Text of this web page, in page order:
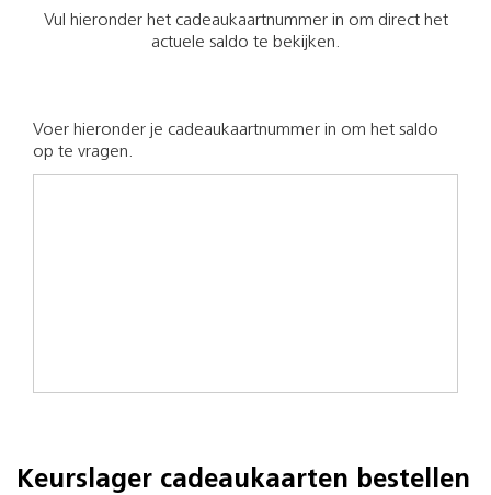
Vul hieronder het cadeaukaartnummer in om direct het
actuele saldo te bekijken.
Voer hieronder je cadeaukaartnummer in om het saldo
op te vragen.
Keurslager cadeaukaarten bestellen